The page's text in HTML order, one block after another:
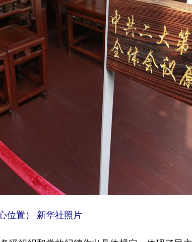
位置） 新华社照片